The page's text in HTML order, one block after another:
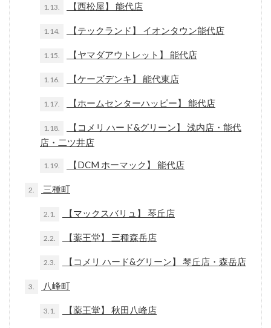
1.13. 【西松屋】 能代店
1.14. 【テックランド】 イオンタウン能代店
1.15. 【ヤマダアウトレット】 能代店
1.16. 【ケーズデンキ】 能代東店
1.17. 【ホームセンターハッピー】 能代店
1.18.
【コメリ ハード&グリーン】 浅内店・能代
店・二ツ井店
1.19. 【DCM ホーマック】 能代店
2. 三種町
2.1. 【マックスバリュ】 琴丘店
2.2. 【薬王堂】 三種森岳店
2.3. 【コメリ ハード&グリーン】 琴丘店・森岳店
3. 八峰町
3.1. 【薬王堂】 秋田八峰店